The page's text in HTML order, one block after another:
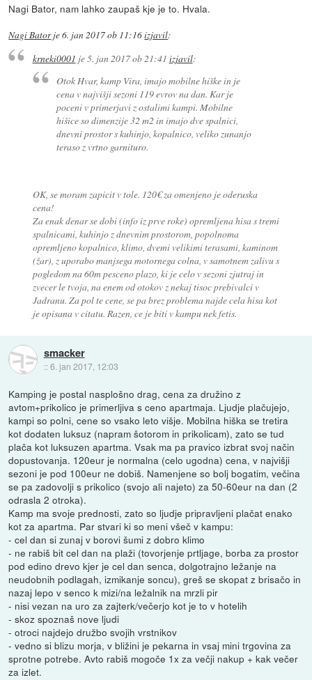
Nagi Bator, nam lahko zaupaš kje je to. Hvala.
Nagi Batorje6. jan 2017 ob 11:16izjavil:
krneki0001 je5. jan 2017 ob 21:41 izjavil:
Otok Hvar, kamp Vira, imajo mobilne hiške in je
cena v najvišji sezoni 119 evrov na dan. Kar je
poceni v primerjavi z ostalimi kampi. Mobilne
hišice so dimenzije 32 m2 in imajo dve spalnici,
dnevni prostor s kuhinjo, kopalnico, veliko zunanjo
teraso z vrtno garnituro.
OK, se moram zapicit v tole. 120€ za omenjeno je oderuska
cena!
Za enak denar se dobi (info iz prve roke) opremljena hisa s tremi
spalnicami, kuhinjo z dnevnim prostorom, popolnoma
opremljeno kopalnico, klimo, dvemi velikimi terasami, kaminom
(žar), z uporabo manjsega motornega colna, v samotnem zalivu s
pogledom na 60m pesceno plazo, ki je celo v sezoni zjutraj in
zvecer le tvoja, na enem od otokov z nekaj tisoc prebivalci v
Jadranu. Za pol te cene, se pa brez problema najde cela hisa kot
je opisana v citatu. Razen, ce je biti v kampu nek fetis.
smacker
::6. jan 2017, 12:03
Kamping je postal nasplošno drag, cena za družino z
avtom+prikolico je primerljiva s ceno apartmaja. Ljudje plačujejo,
kampi so polni, cene so vsako leto višje. Mobilna hiška se tretira
kot dodaten luksuz (napram šotorom in prikolicam), zato se tud
plača kot luksuzen apartma. Vsak ma pa pravico izbrat svoj način
dopustovanja. 120eur je normalna (celo ugodna) cena, v najvišji
sezoni je pod 100eur ne dobiš. Namenjene so bolj bogatim, večina
se pa zadovolji s prikolico (svojo ali najeto) za 50-60eur na dan (2
odrasla 2 otroka).
Kamp ma svoje prednosti, zato so ljudje pripravljeni plačat enako
kot za apartma. Par stvari ki so meni všeč v kampu:
- cel dan si zunaj v borovi šumi z dobro klimo
- ne rabiš bit cel dan na plaži (tovorjenje prtljage, borba za prostor
pod edino drevo kjer je cel dan senca, dolgotrajno ležanje na
neudobnih podlagah, izmikanje soncu), greš se skopat z brisačo in
nazaj lepo v senco k mizi/na ležalnik na mrzli pir
- nisi vezan na uro za zajterk/večerjo kot je to v hotelih
- skoz spoznaš nove ljudi
- otroci najdejo družbo svojih vrstnikov
- vedno si blizu morja, v bližini je pekarna in vsaj mini trgovina za
sprotne potrebe. Avto rabiš mogoče 1x za večji nakup + kak večer
za izlet.